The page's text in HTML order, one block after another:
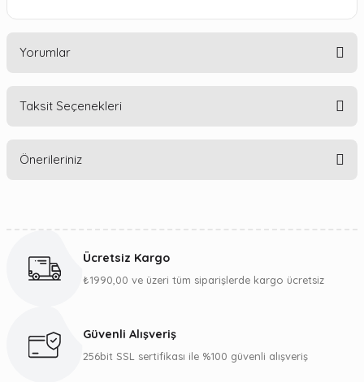
Yorumlar
Taksit Seçenekleri
Önerileriniz
Görüş ve önerileriniz için teşekkür ederiz.
Ürün bilgilerinde hatalar bulunuyor.
Ücretsiz Kargo
₺1990,00 ve üzeri tüm siparişlerde kargo ücretsiz
Güvenli Alışveriş
256bit SSL sertifikası ile %100 güvenli alışveriş